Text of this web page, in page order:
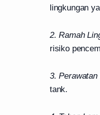
lingkungan
2. Ramah
risiko
3. Perawatan
tank.